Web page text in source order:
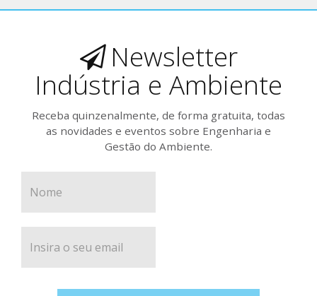
Newsletter
Indústria e Ambiente
Receba quinzenalmente, de forma gratuita, todas
as novidades e eventos sobre Engenharia e
Gestão do Ambiente.